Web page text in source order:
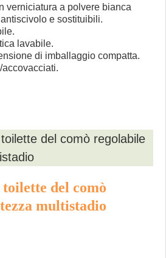
verniciatura a polvere bianca
e sostituibili.
lavabile.
di imballaggio compatta.
del comò regolabile
del comò
multistadio